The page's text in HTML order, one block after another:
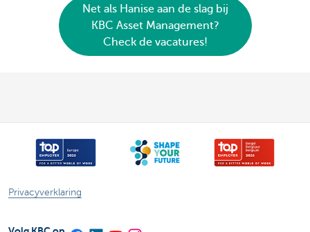
Net als Hanise aan de slag bij
KBC Asset Management?
Check de vacatures!
Privacyverklaring